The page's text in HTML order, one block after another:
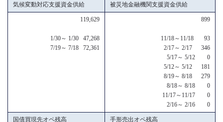
気候変動対応支援資金供給 被災地金融機関支援資金供給
119,629
1/30～ 1/30 47,268
7/19～ 7/18 72,361
899
11/18～11/18 93
2/17～ 2/17 346
5/17～ 5/12 0
5/12～ 5/12 181
8/19～ 8/18 279
8/18～ 8/18 0
11/17～11/17 0
2/16～ 2/16 0
国債買現先オペ残高 手形売出オペ残高